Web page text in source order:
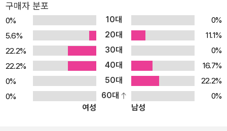
국에서 고통 받는 것은 민중일 뿐이다. 이에 저자는 미시민주주의보
다 더 실제적으로 나아간 생활민주주의 패러다임을 말하고자 한다.
생활민주주의는 수평적, 네트워크적이고 참여적, 숙의적인 정치양식
을 구현하는 새로운 정치질서다. 시민의 실존적인 삶인 생활을 민주
적으로 재구성하는 것이다. 이를 재구성하는 핵심적 가치는 ‘자율’,
‘책임’, ‘협동’의 세 가지로 생활주권주의, 생활책임주의, 생활협력주
의로 구체화된다. 국가는 중앙집권적 국가주의를 넘어서 생활국가로
나아가 시민의 말에 귀 기울여야 한다. 자율과 협력, 책임의 가치를 체
구매자 분포
0% 10대
0%
5.6%
20대
11.1%
22.2%
30대
0%
22.2%
40대
16.7%
0%
50대
22.2%
0%
60대
0%
여성
남성